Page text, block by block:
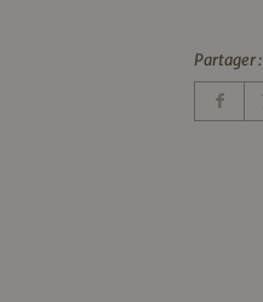
Partager :